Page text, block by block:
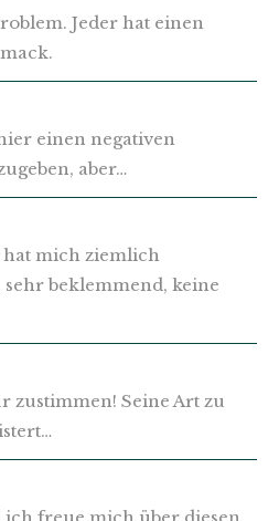
Jeder hat einen
einen negativen
aber…
hat mich ziemlich
beklemmend, keine
zustimmen! Seine Art zu